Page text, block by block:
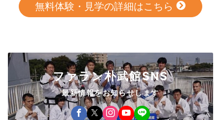
無料体験・見学の詳細はこちら
ファラン朴武館SNS
最新情報をお知らせします